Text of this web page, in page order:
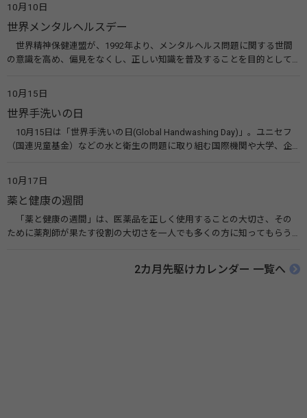
会）
10月10日
世界メンタルヘルスデー
世界精神保健連盟が、1992年より、メンタルヘルス問題に関する世間
の意識を高め、偏見をなくし、正しい知識を普及することを目的として、
す。 関連リンク 世界メンタルヘルスデー（厚生労働省） 働く人のメンタ
ルヘルス・ポータルサイト「こころの耳」（厚生労働省）
10月15日
世界手洗いの日
10月15日は「世界手洗いの日(Global Handwashing Day)」。ユニセフ
（国連児童基金）などの水と衛生の問題に取り組む国際機関や大学、企
10月17日
薬と健康の週間
「薬と健康の週間」は、医薬品を正しく使用することの大切さ、その
ために薬剤師が果たす役割の大切さを一人でも多くの方に知ってもらう
伝えたい！薬との付き合い方」（保健指導リソースガイド）
2カ月先駆けカレンダー 一覧へ